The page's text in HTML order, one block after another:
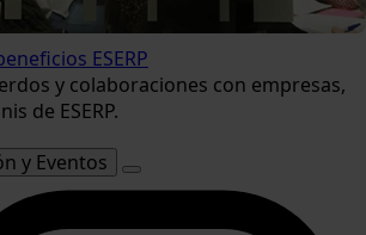
ESERP
y colaboraciones con empresas,
de ESERP.
y Eventos